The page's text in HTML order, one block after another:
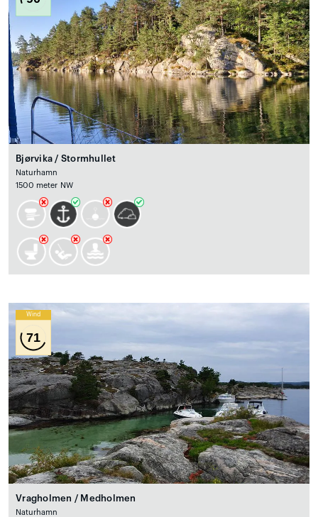
Bjørvika / Stormhullet
Naturhamn
1500 meter NW
Wind
71
Vragholmen / Medholmen
Naturhamn